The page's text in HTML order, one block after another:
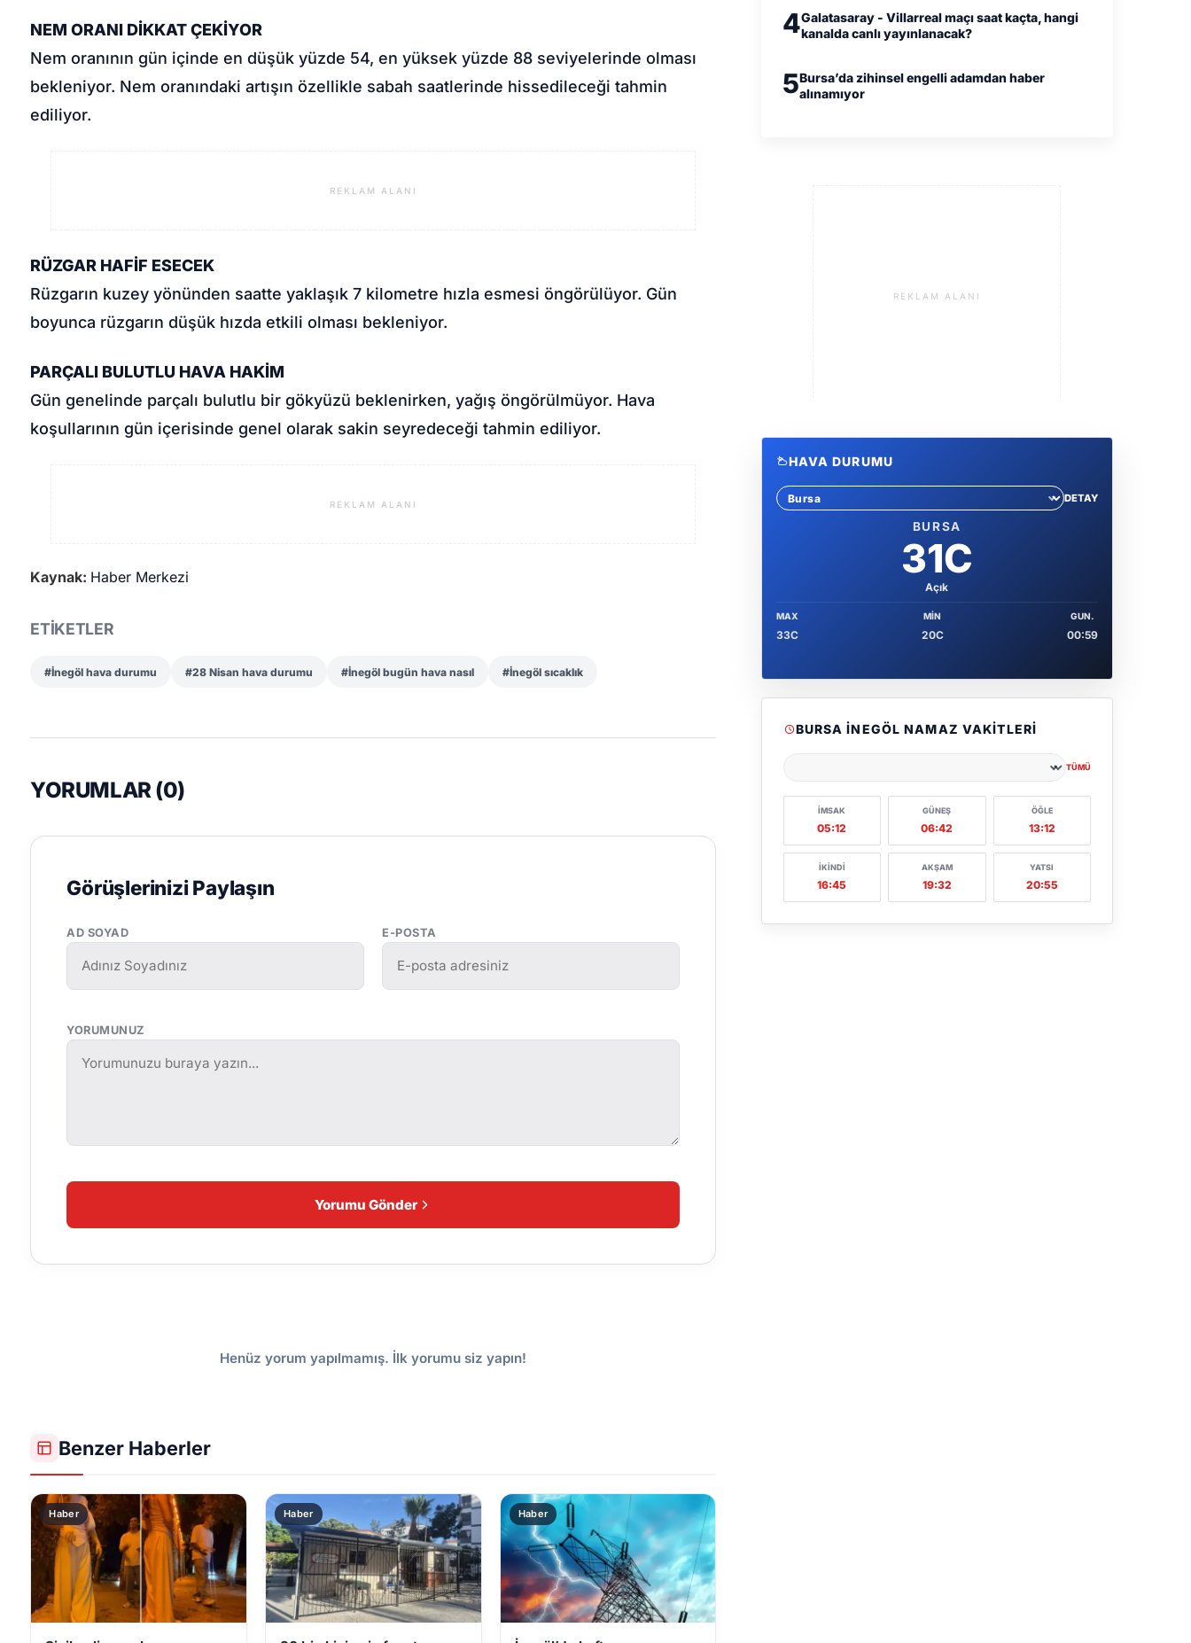
NEM ORANI DİKKAT ÇEKİYOR
Nem oranının gün içinde en düşük yüzde 54, en yüksek yüzde 88 seviyelerinde olması
bekleniyor. Nem oranındaki artışın özellikle sabah saatlerinde hissedileceği tahmin
ediliyor.
REKLAM ALANI
RÜZGAR HAFİF ESECEK
Rüzgarın kuzey yönünden saatte yaklaşık 7 kilometre hızla esmesi öngörülüyor. Gün
boyunca rüzgarın düşük hızda etkili olması bekleniyor.
PARÇALI BULUTLU HAVA HAKİM
Gün genelinde parçalı bulutlu bir gökyüzü beklenirken, yağış öngörülmüyor. Hava
koşullarının gün içerisinde genel olarak sakin seyredeceği tahmin ediliyor.
REKLAM ALANI
Kaynak: Haber Merkezi
ETİKETLER
#İnegöl hava durumu #28 Nisan hava durumu #İnegöl bugün hava nasıl #İnegöl sıcaklık
YORUMLAR (0)
Görüşlerinizi Paylaşın
AD SOYAD E-POSTA
YORUMUNUZ
Yorumu Gönder
Henüz yorum yapılmamış. İlk yorumu siz yapın!
Benzer Haberler
Haber Haber Haber
4Galatasaray - Villarreal maçı saat kaçta, hangi
kanalda canlı yayınlanacak?
5Bursa’da zihinsel engelli adamdan haber
alınamıyor
REKLAM ALANI
HAVA DURUMU
Sehir sec
DETAY
BURSA
31C
Açık
MAX
33C
MIN
20C
GUN.
00:59
BURSA İNEGÖL NAMAZ VAKITLERI
TÜMÜ
İMSAK
05:12
GÜNEŞ
06:42
ÖĞLE
13:12
İKINDI
16:45
AKŞAM
19:32
YATSI
20:55